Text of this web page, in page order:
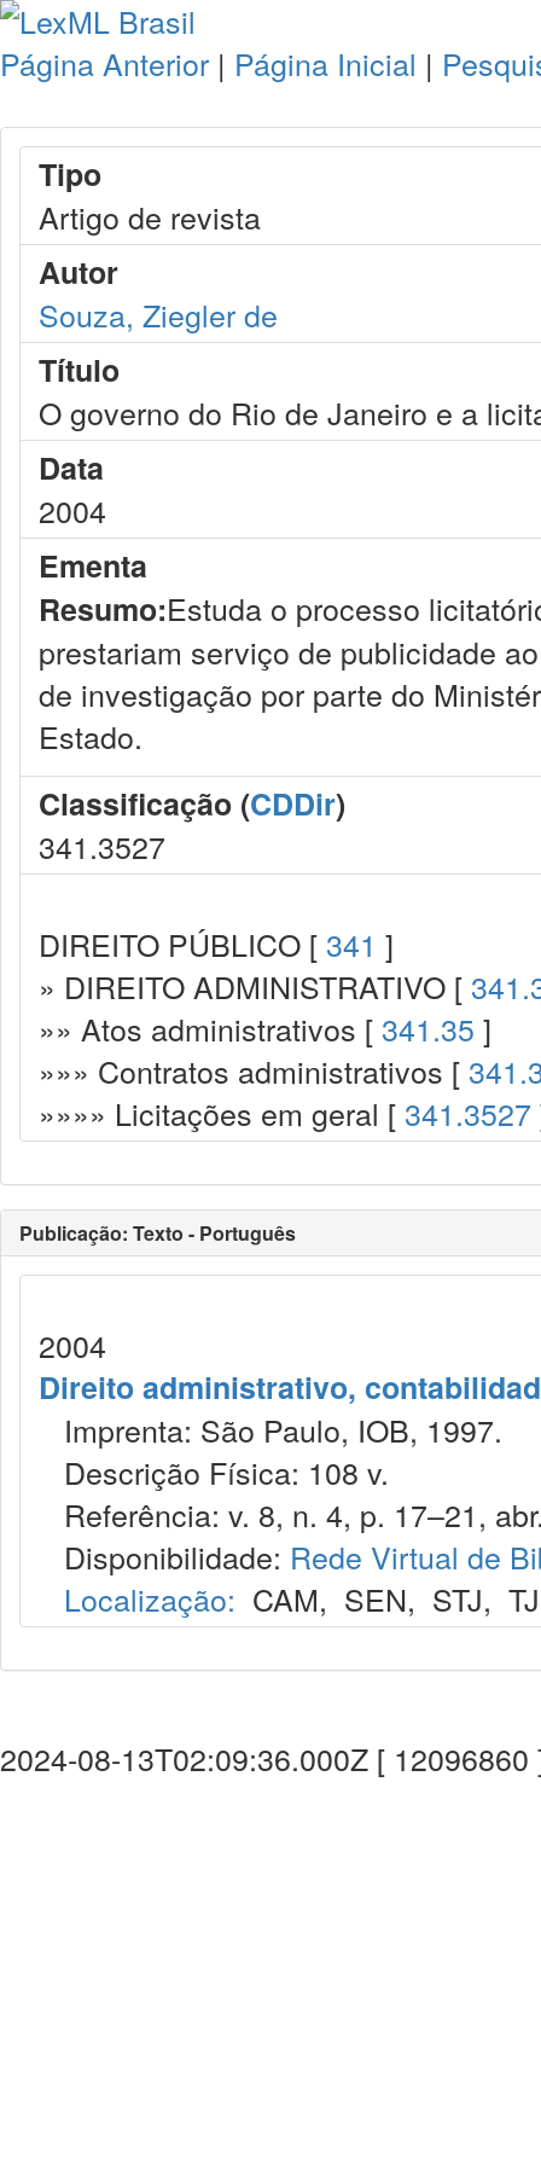
Página Anterior | Página Inicial |
Tipo
Artigo de revista
Autor
Souza, Ziegler de
Título
O governo do Rio de Janeiro e a
Data
2004
Ementa
Resumo:Estuda o processo
prestariam serviço de publicidade
de investigação por parte do
Estado.
Classificação (CDDir)
341.3527
DIREITO PÚBLICO [ 341 ]
» DIREITO ADMINISTRATIVO [
»» Atos administrativos [ 341.35 ]
»»» Contratos administrativos [
»»»» Licitações em geral [ 341.3527
Publicação: Texto - Português
2004
Direito administrativo,
Imprenta: São Paulo, IOB, 1997.
Descrição Física: 108 v.
Referência: v. 8, n. 4, p. 17–21,
Disponibilidade: Rede Virtual de
Localização: CAM, SEN, STJ,
2024-08-13T02:09:36.000Z [ 12096860